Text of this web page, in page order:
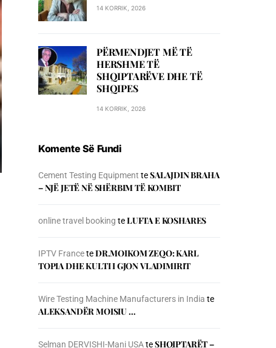
14 KORRIK, 2026
PËRMENDJET MË TË
HERSHME TË
SHQIPTARËVE DHE TË
SHQIPES
14 KORRIK, 2026
Komente Së Fundi
Cement Testing Equipment teSALAJDIN BRAHA
– NJЁ JETЁ NЁ SHЁRBIM TЁ KOMBIT
online travel booking teLUFTA E KOSHARES
IPTV FranceteDR.MOIKOM ZEQO: KARL
TOPIA DHE KULTI I GJON VLADIMIRIT
Wire Testing Machine Manufacturers in India te
ALEKSANDËR MOISIU …
Selman DERVISHI-Mani USAteSHQIPTARËT –